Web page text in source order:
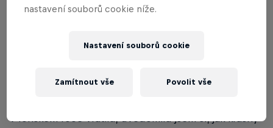
Sébastien Toutant
jsem si odtamtud hezké vzpomínky. Bohužel mám
v loňském roce vrátila, uvědomila jsem si, jak krásný
nastavení souborů cookie níže.
Nastavení souborů cookie
Zamítnout vše Povolit vše